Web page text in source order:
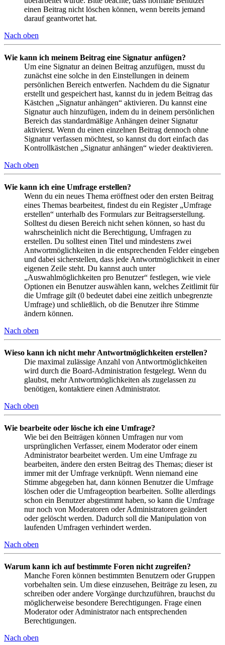
einen Beitrag nicht löschen können, wenn bereits jemand
darauf geantwortet hat.
Nach oben
Wie kann ich meinem Beitrag eine Signatur anfügen?
Um eine Signatur an deinen Beitrag anzufügen, musst du
zunächst eine solche in den Einstellungen in deinem
persönlichen Bereich entwerfen. Nachdem du die Signatur
erstellt und gespeichert hast, kannst du in jedem Beitrag das
Kästchen „Signatur anhängen“ aktivieren. Du kannst eine
Signatur auch hinzufügen, indem du in deinem persönlichen
Bereich das standardmäßige Anhängen deiner Signatur
aktivierst. Wenn du einen einzelnen Beitrag dennoch ohne
Signatur verfassen möchtest, so kannst du dort einfach das
Kontrollkästchen „Signatur anhängen“ wieder deaktivieren.
Nach oben
Wie kann ich eine Umfrage erstellen?
Wenn du ein neues Thema eröffnest oder den ersten Beitrag
eines Themas bearbeitest, findest du ein Register „Umfrage
erstellen“ unterhalb des Formulars zur Beitragserstellung.
Solltest du diesen Bereich nicht sehen können, so hast du
wahrscheinlich nicht die Berechtigung, Umfragen zu
erstellen. Du solltest einen Titel und mindestens zwei
Antwortmöglichkeiten in die entsprechenden Felder eingeben
und dabei sicherstellen, dass jede Antwortmöglichkeit in einer
eigenen Zeile steht. Du kannst auch unter
„Auswahlmöglichkeiten pro Benutzer“ festlegen, wie viele
Optionen ein Benutzer auswählen kann, welches Zeitlimit für
die Umfrage gilt (0 bedeutet dabei eine zeitlich unbegrenzte
Umfrage) und schließlich, ob die Benutzer ihre Stimme
ändern können.
Nach oben
Wieso kann ich nicht mehr Antwortmöglichkeiten erstellen?
Die maximal zulässige Anzahl von Antwortmöglichkeiten
wird durch die Board-Administration festgelegt. Wenn du
glaubst, mehr Antwortmöglichkeiten als zugelassen zu
benötigen, kontaktiere einen Administrator.
Nach oben
Wie bearbeite oder lösche ich eine Umfrage?
Wie bei den Beiträgen können Umfragen nur vom
ursprünglichen Verfasser, einem Moderator oder einem
Administrator bearbeitet werden. Um eine Umfrage zu
bearbeiten, ändere den ersten Beitrag des Themas; dieser ist
immer mit der Umfrage verknüpft. Wenn niemand eine
Stimme abgegeben hat, dann können Benutzer die Umfrage
löschen oder die Umfrageoption bearbeiten. Sollte allerdings
schon ein Benutzer abgestimmt haben, so kann die Umfrage
nur noch von Moderatoren oder Administratoren geändert
oder gelöscht werden. Dadurch soll die Manipulation von
laufenden Umfragen verhindert werden.
Nach oben
Warum kann ich auf bestimmte Foren nicht zugreifen?
Manche Foren können bestimmten Benutzern oder Gruppen
vorbehalten sein. Um diese einzusehen, Beiträge zu lesen, zu
schreiben oder andere Vorgänge durchzuführen, brauchst du
möglicherweise besondere Berechtigungen. Frage einen
Moderator oder Administrator nach entsprechenden
Berechtigungen.
Nach oben